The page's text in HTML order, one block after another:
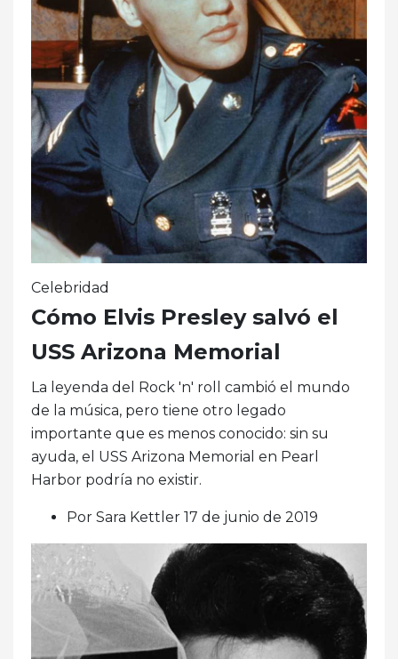
Celebridad
Cómo Elvis Presley salvó el
USS Arizona Memorial
La leyenda del Rock 'n' roll cambió el mundo
de la música, pero tiene otro legado
importante que es menos conocido: sin su
ayuda, el USS Arizona Memorial en Pearl
Harbor podría no existir.
Por Sara Kettler 17 de junio de 2019